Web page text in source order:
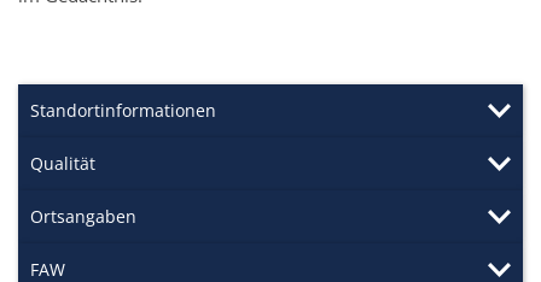
Standortinformationen
Qualität
Ortsangaben
FAW